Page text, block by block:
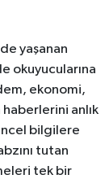
yaşanan
okuyucularına
ekonomi,
anlık
bilgilere
tutan
tek bir